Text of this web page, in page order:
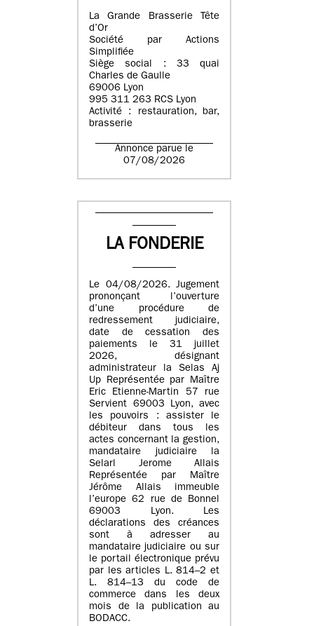
La Grande Brasserie Tête
d’Or
Société par Actions
Simplifiée
Siège social : 33 quai
Charles de Gaulle
69006 Lyon
995 311 263 RCS Lyon
Activité : restauration, bar,
brasserie
Annonce parue le
07/08/2026
LA FONDERIE
Le 04/08/2026. Jugement
prononçant l’ouverture
d’une procédure de
redressement judiciaire,
date de cessation des
paiements le 31 juillet
2026, désignant
administrateur la Selas Aj
Up Représentée par Maître
Eric Etienne-Martin 57 rue
Servient 69003 Lyon, avec
les pouvoirs : assister le
débiteur dans tous les
actes concernant la gestion,
mandataire judiciaire la
Selarl Jerome Allais
Représentée par Maître
Jérôme Allais immeuble
l’europe 62 rue de Bonnel
69003 Lyon. Les
déclarations des créances
sont à adresser au
mandataire judiciaire ou sur
le portail électronique prévu
par les articles L. 814–2 et
L. 814–13 du code de
commerce dans les deux
mois de la publication au
BODACC.